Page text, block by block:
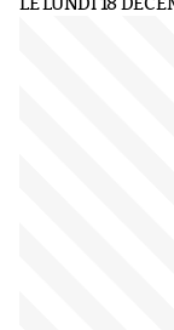
LE LUNDI 18